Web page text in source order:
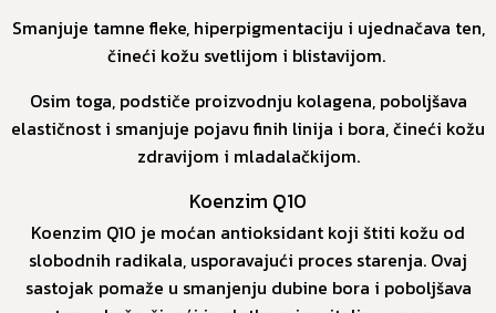
Smanjuje tamne fleke, hiperpigmentaciju i ujednačava ten,
čineći kožu svetlijom i blistavijom.
Osim toga, podstiče proizvodnju kolagena, poboljšava
elastičnost i smanjuje pojavu finih linija i bora, čineći kožu
zdravijom i mladalačkijom.
Koenzim Q10
Koenzim Q10 je moćan antioksidant koji štiti kožu od
slobodnih radikala, usporavajući proces starenja. Ovaj
sastojak pomaže u smanjenju dubine bora i poboljšava